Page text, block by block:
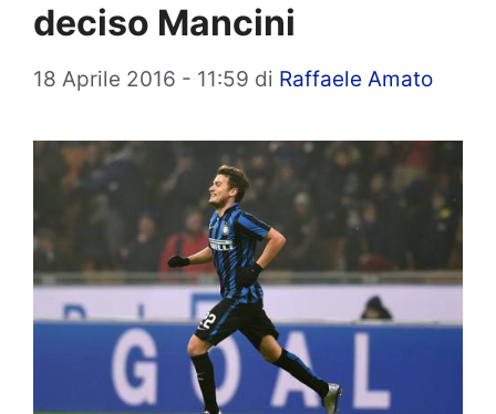
deciso Mancini
18 Aprile 2016 - 11:59 di Raffaele Amato